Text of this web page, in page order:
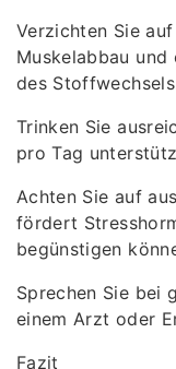
Verzichten Sie
Muskelabbau und
des
Trinken Sie
pro Tag
Achten Sie auf
fördert
begünstigen
Sprechen Sie bei
einem Arzt oder
Fazit